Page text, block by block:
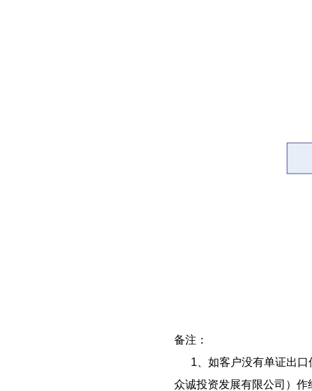
备注：
1、如客户没有单证出
众诚投资发展有限公司）